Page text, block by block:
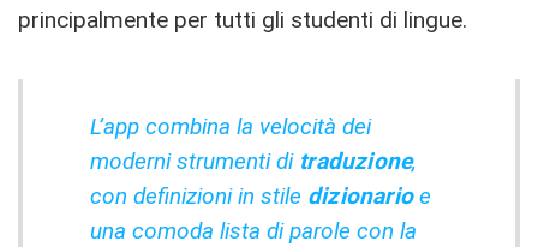
principalmente per tutti gli studenti di lingue.
L’app combina la velocità dei
moderni strumenti ditraduzione,
con definizioni in stile dizionarioe
una comoda lista di parole con la